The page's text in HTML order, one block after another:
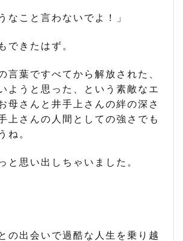
なこと言わないでよ！」
できたはず。
言葉ですべてから解放された、
ようと思った、という素敵なエ
母さんと井手上さんの絆の深さ
上さんの人間としての強さでも
ね。
と思い出しちゃいました。
の出会いで過酷な人生を乗り越